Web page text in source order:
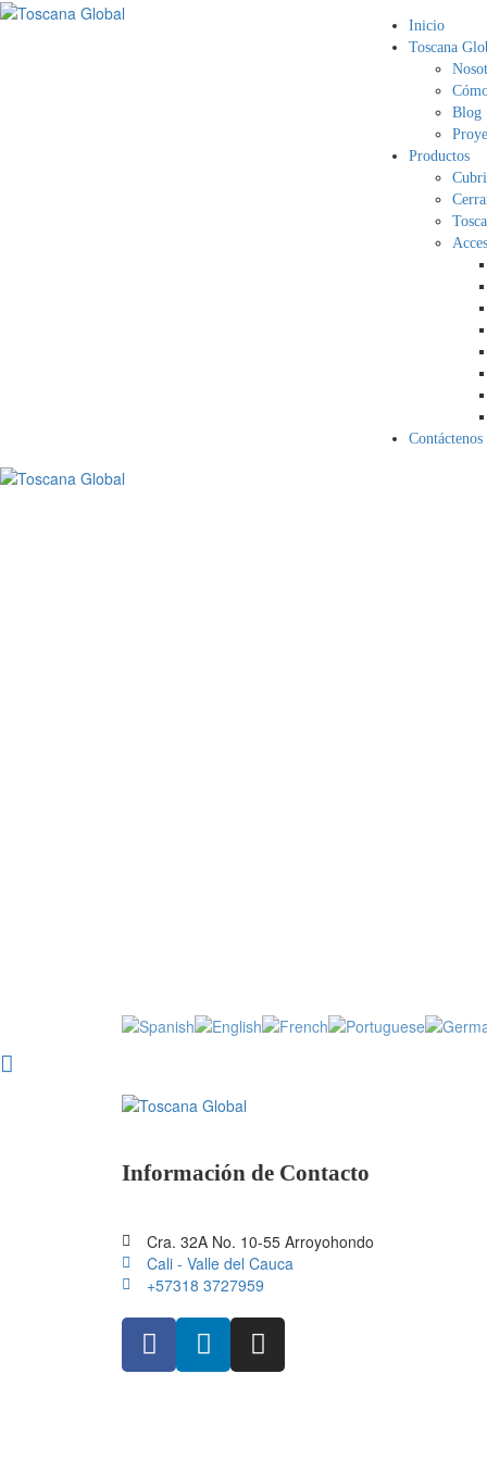
Inicio
Toscana
Blog
Productos
Contáctenos
Información de Contacto
Cra. 32A No. 10-55 Arroyohondo
Cali - Valle del Cauca
+57318 3727959